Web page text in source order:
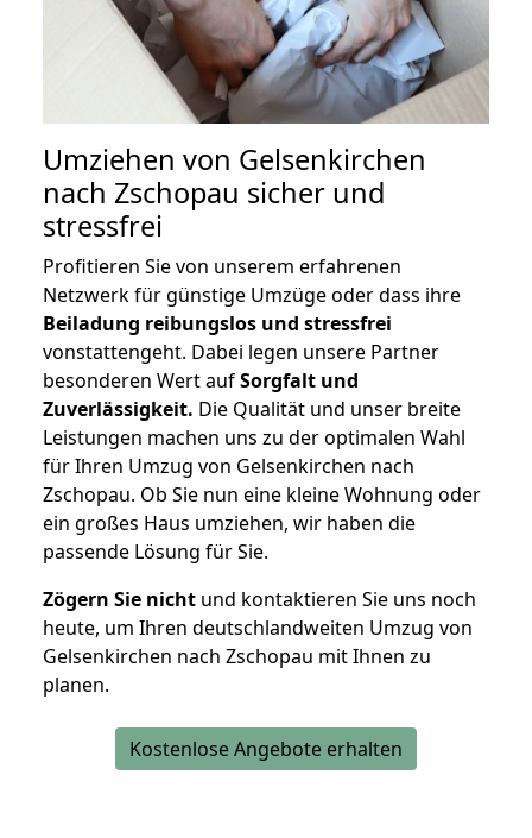
Umziehen von Gelsenkirchen
nach Zschopau sicher und
stressfrei
Profitieren Sie von unserem erfahrenen
Netzwerk für günstige Umzüge oder dass ihre
Beiladung reibungslos und stressfrei
vonstattengeht. Dabei legen unsere Partner
besonderen Wert aufSorgfalt und
Zuverlässigkeit. Die Qualität und unser breite
Leistungen machen uns zu der optimalen Wahl
für Ihren Umzug von Gelsenkirchen nach
Zschopau. Ob Sie nun eine kleine Wohnung oder
ein großes Haus umziehen, wir haben die
passende Lösung für Sie.
Zögern Sie nicht und kontaktieren Sie uns noch
heute, um Ihren deutschlandweiten Umzug von
Gelsenkirchen nach Zschopau mit Ihnen zu
planen.
Kostenlose Angebote erhalten